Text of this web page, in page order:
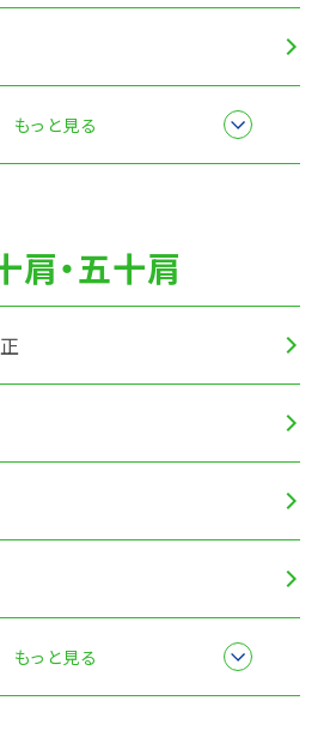
もっと見る
肩・五十肩
もっと見る